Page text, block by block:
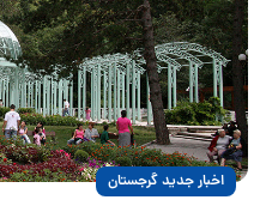
اخبار جدید گرجستان